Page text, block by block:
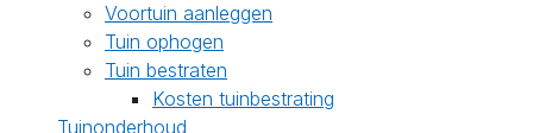
Voortuin aanleggen
Tuin ophogen
Tuin bestraten
Kosten tuinbestrating
Tuinonderhoud